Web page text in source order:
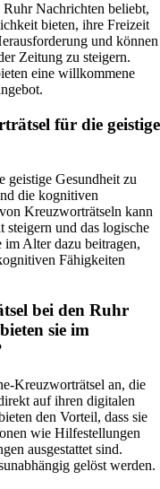
Nachrichten beliebt,
bieten, ihre Freizeit
und können
Zeitung zu steigern.
eine willkommene
für die geistige
geistige Gesundheit zu
die kognitiven
Kreuzworträtseln kann
steigern und das logische
im Alter dazu beitragen,
Fähigkeiten
bei den Ruhr
sie im
Kreuzworträtsel an, die
auf ihren digitalen
den Vorteil, dass sie
wie Hilfestellungen
ausgestattet sind.
gelöst werden.